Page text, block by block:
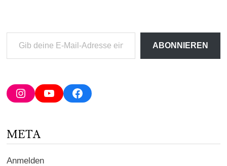
deine
Adresse
ein ...
ABONNIEREN
InstagramYouTubeFacebook
META
Anmelden